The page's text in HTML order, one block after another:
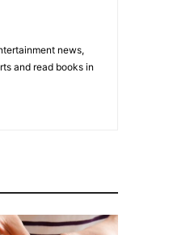
news,
and read books in